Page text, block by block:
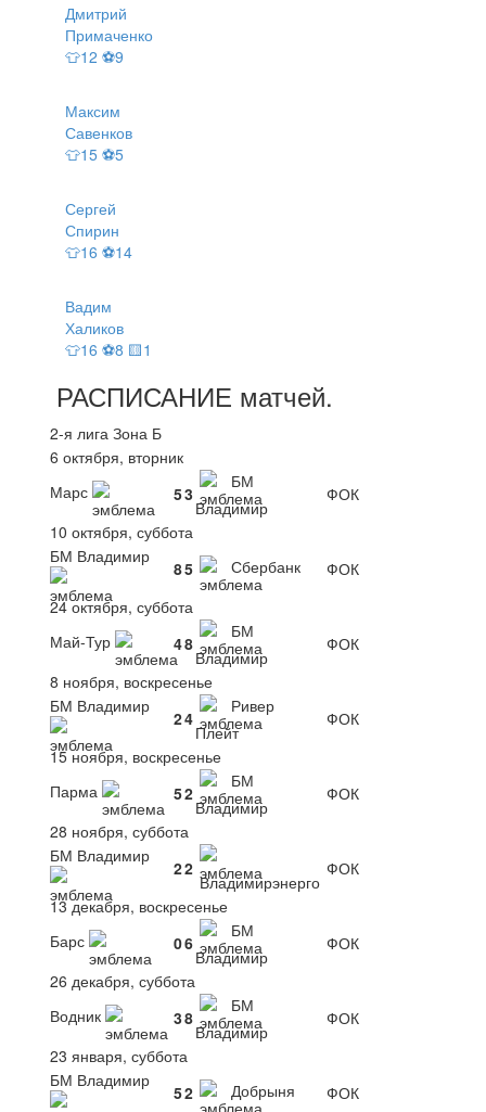
Дмитрий
Примаченко
👕12 ⚽9
Максим
Савенков
👕15 ⚽5
Сергей
Спирин
👕16 ⚽14
Вадим
Халиков
👕16 ⚽8 🟨1
РАСПИСАНИЕ матчей.
2-я лига Зона Б
6 октября, вторник
Марс
53
БМ
Владимир
ФОК
10 октября, суббота
БМ Владимир
85 Сбербанк
ФОК
24 октября, суббота
Май-Тур
48
БМ
Владимир
ФОК
8 ноября, воскресенье
БМ Владимир
24
Ривер
Плейт
ФОК
15 ноября, воскресенье
Парма
52
БМ
Владимир
ФОК
28 ноября, суббота
БМ Владимир
22
Владимирэнерго
ФОК
13 декабря, воскресенье
Барс
06
БМ
Владимир
ФОК
26 декабря, суббота
Водник
38
БМ
Владимир
ФОК
23 января, суббота
БМ Владимир
52 Добрыня ФОК